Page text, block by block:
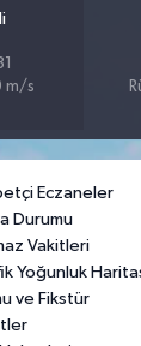
m/s
Eczaneler
Durumu
Vakitleri
Yoğunluk
ve Fikstür